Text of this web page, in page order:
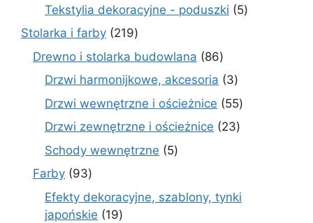
produktów
Tekstylia dekoracyjne - poduszki 55
Stolarka i farby 219219
produktów
Drewno i stolarka budowlana 8686
produktów
Drzwi harmonijkowe, akcesoria 33
produkty
Drzwi wewnętrzne i ościeżnice 5555
produktów
Drzwi zewnętrzne i ościeżnice 2323
Schody wewnętrzne 55
Farby 9393
produkty
Efekty dekoracyjne, szablony, tynki
japońskie
1919